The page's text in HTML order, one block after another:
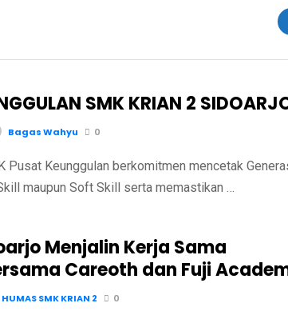
SMK KRIAN 2
Bagas Wahyu 0
Pusat Keunggulan berkomitmen mencetak
maupun Soft Skill serta memastikan …
Menjalin Kerja Sama
Careoth dan Fuji
HUMAS SMK KRIAN 2 0